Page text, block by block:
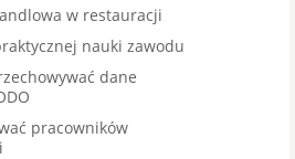
w restauracji
nauki zawodu
dane
pracowników